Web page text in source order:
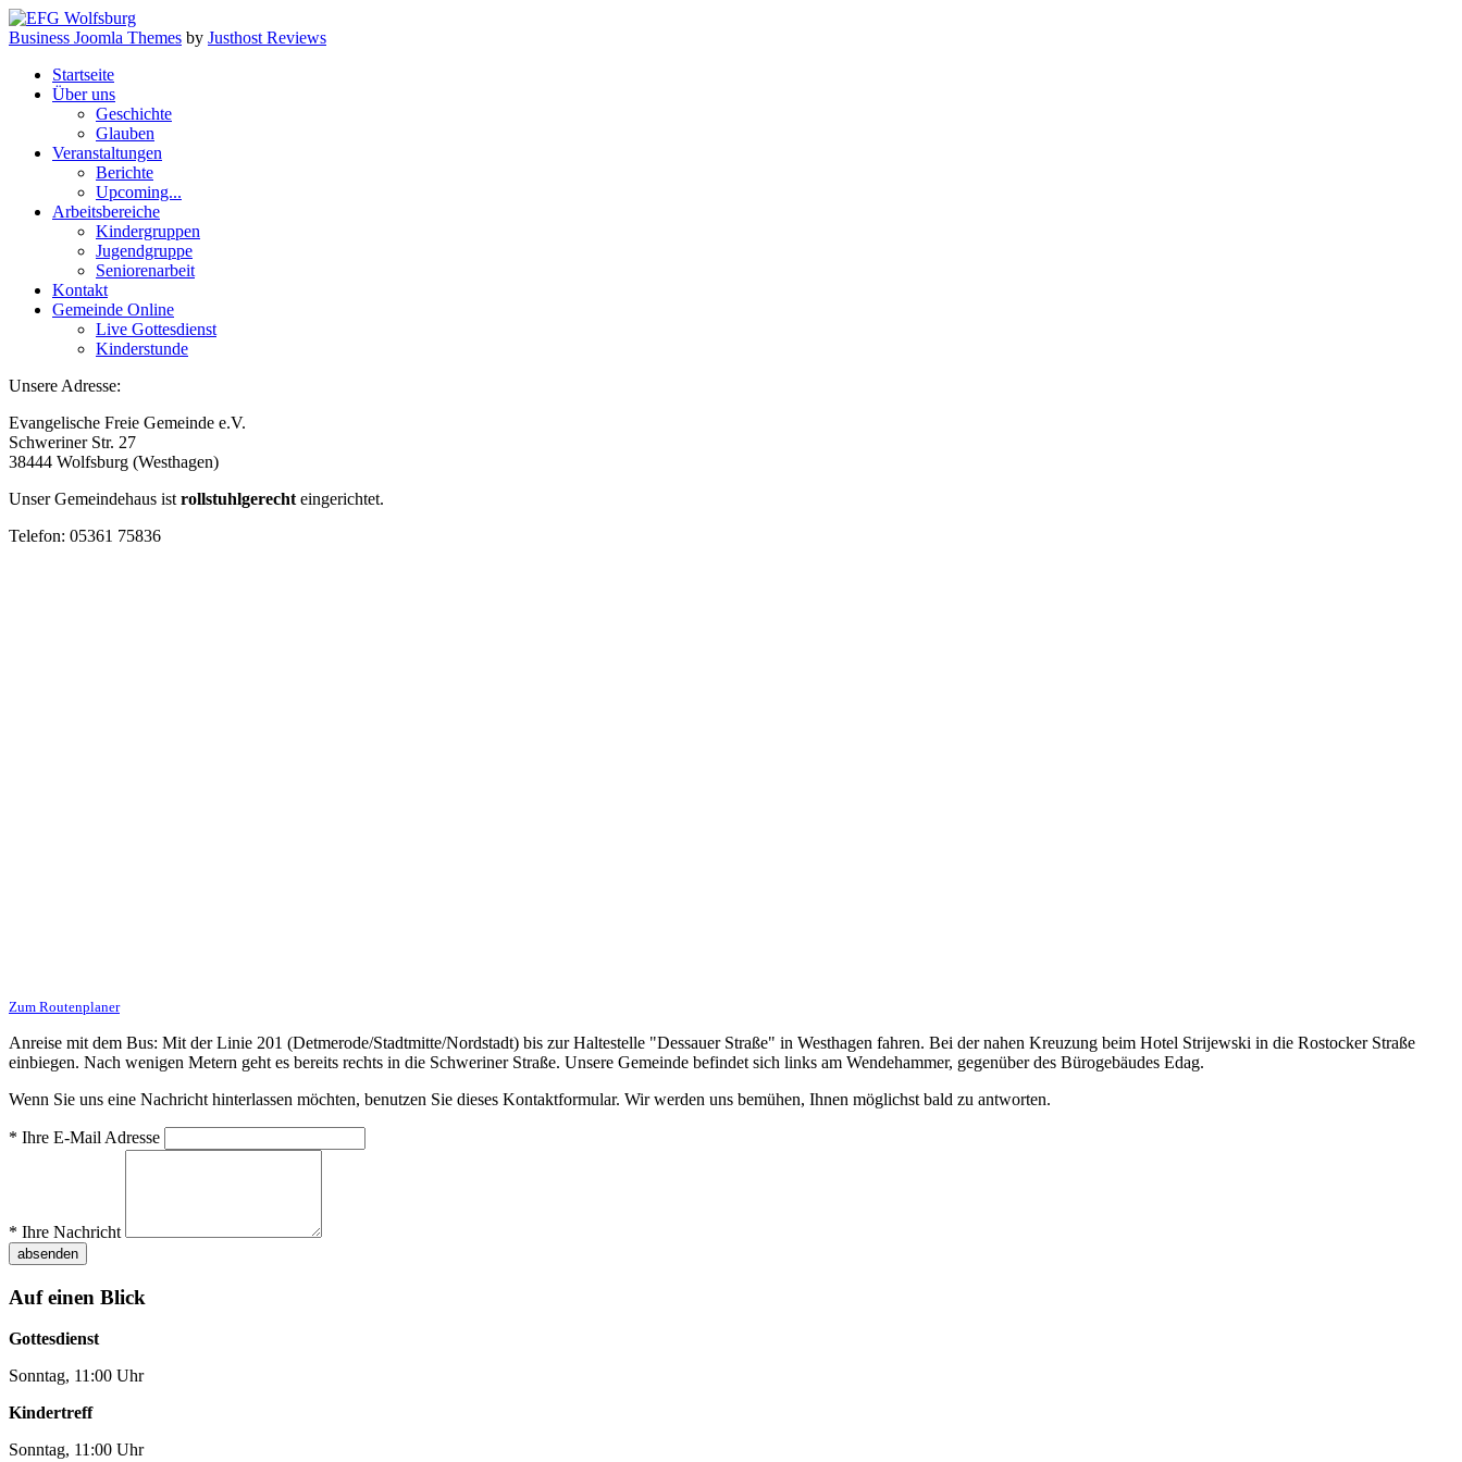
Business Joomla Themes by Justhost Reviews
Startseite
Über uns
Geschichte
Glauben
Veranstaltungen
Berichte
Upcoming...
Arbeitsbereiche
Kindergruppen
Jugendgruppe
Seniorenarbeit
Kontakt
Gemeinde Online
Live Gottesdienst
Kinderstunde
Unsere Adresse:
Evangelische Freie Gemeinde e.V.
Schweriner Str. 27
38444 Wolfsburg (Westhagen)
Unser Gemeindehaus ist rollstuhlgerecht eingerichtet.
Telefon: 05361 75836
Zum Routenplaner
Anreise mit dem Bus: Mit der Linie 201 (Detmerode/Stadtmitte/Nordstadt) bis zur Haltestelle "Dessauer Straße" in Westhagen fahren. Bei der nahen Kreuzung beim Hotel Strijewski in die Rostocker Straße
einbiegen. Nach wenigen Metern geht es bereits rechts in die Schweriner Straße. Unsere Gemeinde befindet sich links am Wendehammer, gegenüber des Bürogebäudes Edag.
Wenn Sie uns eine Nachricht hinterlassen möchten, benutzen Sie dieses Kontaktformular. Wir werden uns bemühen, Ihnen möglichst bald zu antworten.
* Ihre E-Mail Adresse
* Ihre Nachricht
absenden
Auf einen Blick
Gottesdienst
Sonntag, 11:00 Uhr
Kindertreff
Sonntag, 11:00 Uhr